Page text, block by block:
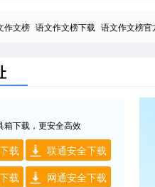
作文榜 语文作文榜下载 语文作文榜官
箱下载，更安全高效
载
联通安全下载
载
网通安全下载